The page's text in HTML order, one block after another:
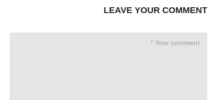
LEAVE YOUR COMMENT